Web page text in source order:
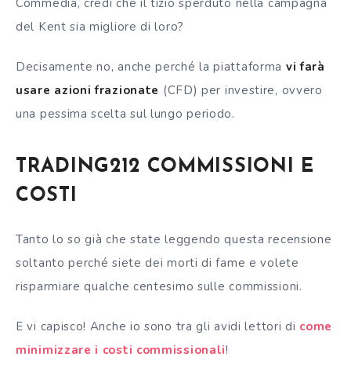
Commedia, credi che il tizio sperduto nella campagna
del Kent sia migliore di loro?
Decisamente no, anche perché la piattaforma vi farà
usare azioni frazionate (CFD) per investire, ovvero
una pessima scelta sul lungo periodo.
TRADING212 COMMISSIONI E
COSTI
Tanto lo so già che state leggendo questa recensione
soltanto perché siete dei morti di fame e volete
risparmiare qualche centesimo sulle commissioni.
E vi capisco! Anche io sono tra gli avidi lettori di come
minimizzare i costi commissionali!